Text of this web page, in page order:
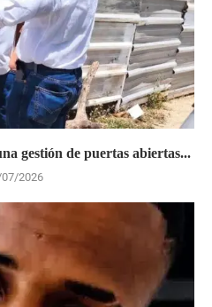
gestión de puertas abiertas...
2026